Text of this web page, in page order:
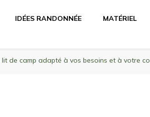
IDÉES RANDONNÉE MATÉRIEL
lit de camp adapté à vos besoins et à votre